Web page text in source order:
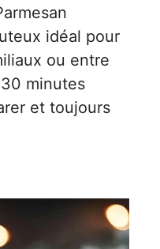
idéal pour
ou entre
minutes
et toujours